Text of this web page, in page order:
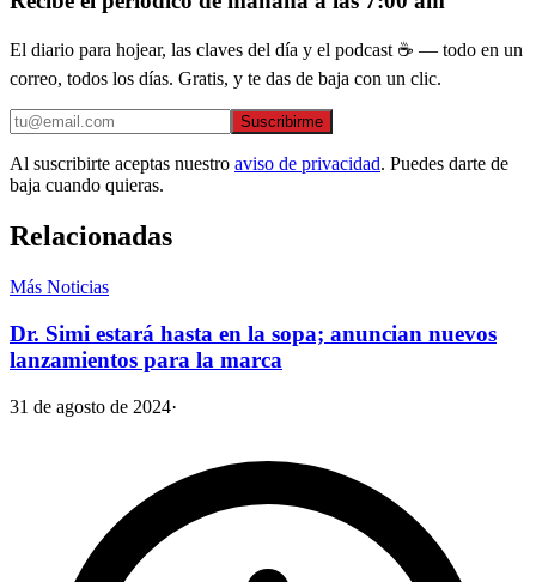
El diario para hojear, las claves del día y el podcast ☕ — todo en un
correo, todos los días. Gratis, y te das de baja con un clic.
Suscribirme
Al suscribirte aceptas nuestro aviso de privacidad. Puedes darte de
baja cuando quieras.
Relacionadas
Más Noticias
Dr. Simi estará hasta en la sopa; anuncian nuevos
lanzamientos para la marca
31 de agosto de 2024·